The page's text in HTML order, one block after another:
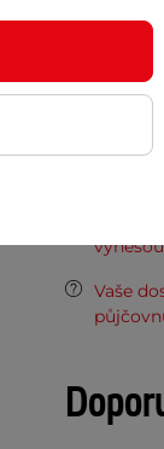
Materiál
7
Nová
Vaše